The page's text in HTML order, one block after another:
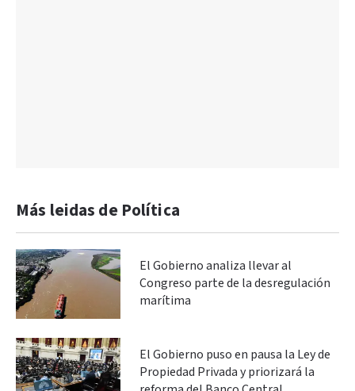
Más leidas de Política
El Gobierno analiza llevar al
Congreso parte de la desregulación
marítima
El Gobierno puso en pausa la Ley de
Propiedad Privada y priorizará la